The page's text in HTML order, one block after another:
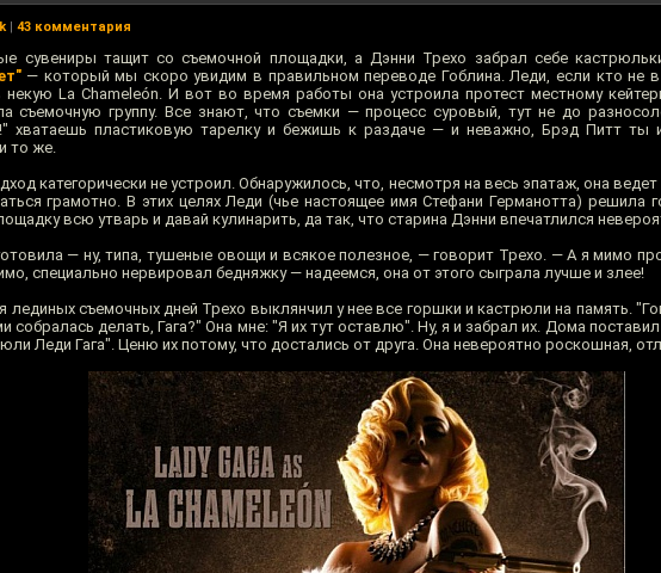
| 43 комментария
сувениры тащит со съемочной площадки, а Дэнни Трехо забрал себе
— который мы скоро увидим в правильном переводе Гоблина. Леди, если кто не в
некую La Chameleón. И вот во время работы она устроила протест местному
съемочную группу. Все знают, что съемки — процесс суровый, тут не до
хватаешь пластиковую тарелку и бежишь к раздаче — и неважно, Брэд Питт ты
то же.
категорически не устроил. Обнаружилось, что, несмотря на весь эпатаж, она
грамотно. В этих целях Леди (чье настоящее имя Стефани Германотта) решила
всю утварь и давай кулинарить, да так, что старина Дэнни впечатлился
— ну, типа, тушеные овощи и всякое полезное, — говорит Трехо. — А я мимо
специально нервировал бедняжку — надеемся, она от этого сыграла лучше и злее!
лединых съемочных дней Трехо выклянчил у нее все горшки и кастрюли на память.
собралась делать, Гага?" Она мне: "Я их тут оставлю". Ну, я и забрал их. Дома
Леди Гага". Ценю их потому, что достались от друга. Она невероятно роскошная,